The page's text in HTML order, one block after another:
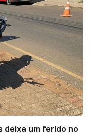
deixa um ferido no